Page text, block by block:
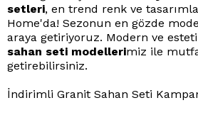
setleri, en trend renk ve
Home'da! Sezonun en gözde
araya getiriyoruz. Modern ve
sahan seti modellerimiz ile
getirebilirsiniz.
İndirimli Granit Sahan Seti